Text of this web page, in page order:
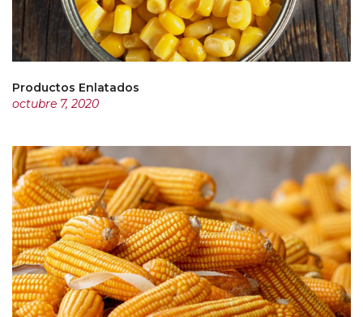
Productos Enlatados
octubre 7, 2020